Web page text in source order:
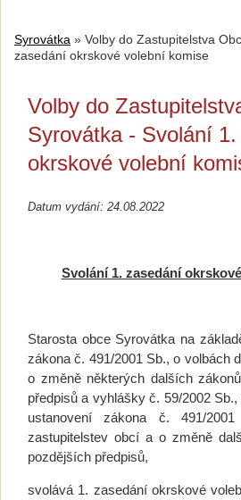
Syrovátka » Volby do Zastupitelstva
zasedání okrskové volební komise
Volby do
Syrovátka - Svolání
okrskové volební
Datum vydání: 24.08.2022
Svolání 1. zasedání
Starosta obce Syrovátka na
zákona č. 491/2001 Sb., o volbách
o změně některých dalších
předpisů a vyhlášky č. 59/2002
ustanovení zákona č. 491/
zastupitelstev obcí a o změně
pozdějších předpisů,
svolává 1. zasedání okrskové